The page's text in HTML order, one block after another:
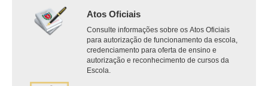
Atos Oficiais
Consulte informações sobre os Atos Oficiais
para autorização de funcionamento da escola,
credenciamento para oferta de ensino e
autorização e reconhecimento de cursos da
Escola.